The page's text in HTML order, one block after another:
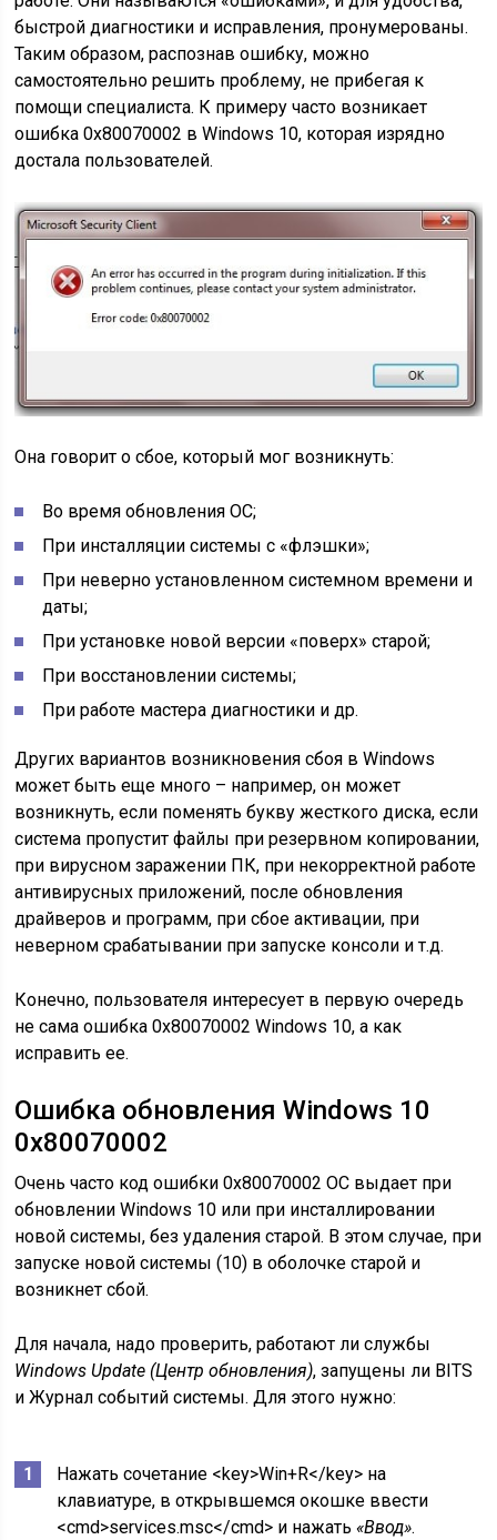
быстрой диагностики и исправления, пронумерованы.
Таким образом, распознав ошибку, можно
самостоятельно решить проблему, не прибегая к
помощи специалиста. К примеру часто возникает
ошибка 0x80070002 в Windows 10, которая изрядно
достала пользователей.
Она говорит о сбое, который мог возникнуть:
Во время обновления ОС;
При инсталляции системы с «флэшки»;
При неверно установленном системном времени и
даты;
При установке новой версии «поверх» старой;
При восстановлении системы;
При работе мастера диагностики и др.
Других вариантов возникновения сбоя в Windows
может быть еще много – например, он может
возникнуть, если поменять букву жесткого диска, если
система пропустит файлы при резервном копировании,
при вирусном заражении ПК, при некорректной работе
антивирусных приложений, после обновления
драйверов и программ, при сбое активации, при
неверном срабатывании при запуске консоли и т.д.
Конечно, пользователя интересует в первую очередь
не сама ошибка 0x80070002 Windows 10, а как
исправить ее.
Ошибка обновления Windows 10
0x80070002
Очень часто код ошибки 0x80070002 ОС выдает при
обновлении Windows 10 или при инсталлировании
новой системы, без удаления старой. В этом случае, при
запуске новой системы (10) в оболочке старой и
возникнет сбой.
Для начала, надо проверить, работают ли службы
Windows Update (Центр обновления), запущены ли BITS
и Журнал событий системы. Для этого нужно:
Нажать сочетание <key>Win+R</key> на
клавиатуре, в открывшемся окошке ввести
<cmd>services.msc</cmd> и нажать«Ввод».